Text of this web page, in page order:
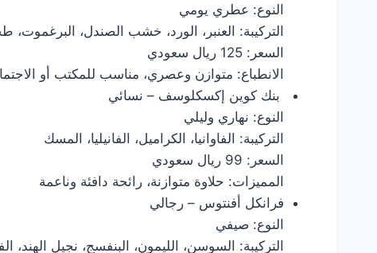
النوع: عطري يومي
التركيبة: العنبر، الورد، خشب الصندل، البرغموت،
السعر: 125 ريال سعودي
الانطباع: متوازن وعصري، مناسب للمكتب أو
بنك كوين إكسكلوسف – نسائي
النوع: نهاري وليلي
التركيبة: الفاوانيا، الكراميل، الفانيليا، المسك
السعر: 99 ريال سعودي
المميزات: حلاوة متوازنة، رائحة دافئة وناعمة
فرانكل أفنتوس – رجالي
النوع: صيفي
التركيبة: السوسن، الليمون، البنفسج، نجيل الهند،